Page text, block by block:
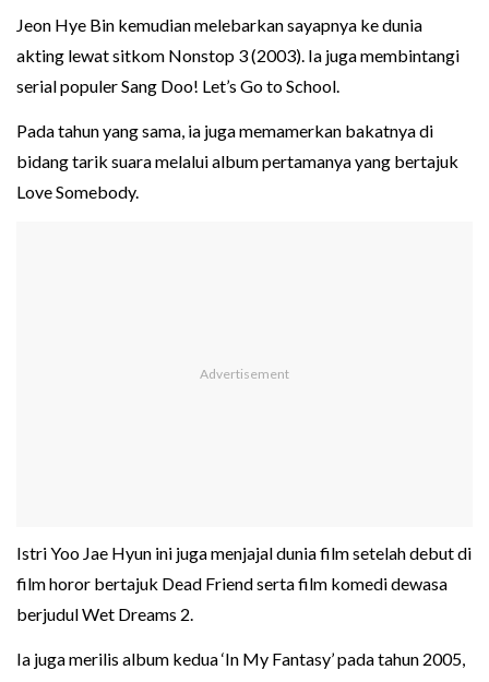
Jeon Hye Bin kemudian melebarkan sayapnya ke dunia
akting lewat sitkom Nonstop 3 (2003). Ia juga membintangi
serial populer Sang Doo! Let’s Go to School.
Pada tahun yang sama, ia juga memamerkan bakatnya di
bidang tarik suara melalui album pertamanya yang bertajuk
Love Somebody.
Istri Yoo Jae Hyun ini juga menjajal dunia film setelah debut di
film horor bertajuk Dead Friend serta film komedi dewasa
berjudul Wet Dreams 2.
Ia juga merilis album kedua ‘In My Fantasy’ pada tahun 2005,